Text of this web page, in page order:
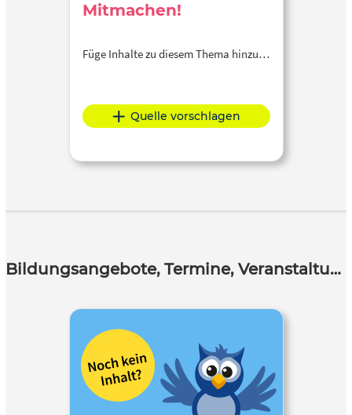
Mitmachen!
Füge Inhalte zu diesem Thema hinzu…
Quelle vorschlagen
Bildungsangebote, Termine, Veranstaltungen